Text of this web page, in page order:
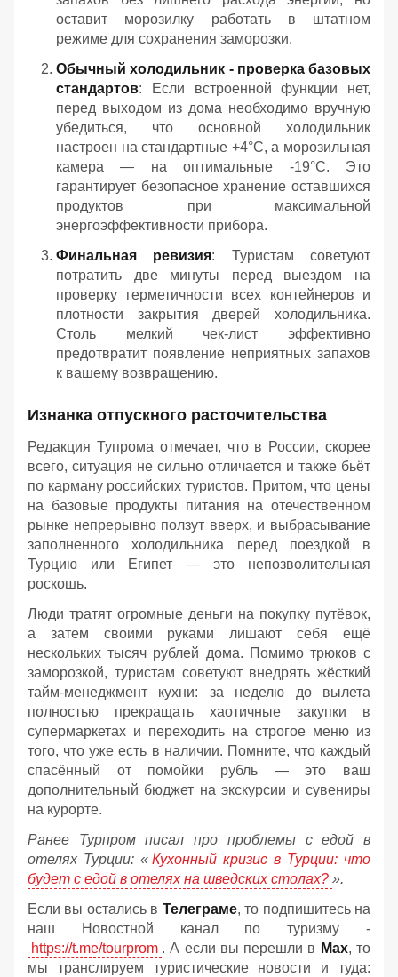
оставит морозилку работать в штатном
режиме для сохранения заморозки.
Обычный холодильник - проверка базовых
стандартов: Если встроенной функции нет,
перед выходом из дома необходимо вручную
убедиться, что основной холодильник
настроен на стандартные +4°C, а морозильная
камера — на оптимальные -19°C. Это
гарантирует безопасное хранение оставшихся
продуктов при максимальной
энергоэффективности прибора.
Финальная ревизия: Туристам советуют
потратить две минуты перед выездом на
проверку герметичности всех контейнеров и
плотности закрытия дверей холодильника.
Столь мелкий чек-лист эффективно
предотвратит появление неприятных запахов
к вашему возвращению.
Изнанка отпускного расточительства
Редакция Тупрома отмечает, что в России, скорее
всего, ситуация не сильно отличается и также бьёт
по карману российских туристов. Притом, что цены
на базовые продукты питания на отечественном
рынке непрерывно ползут вверх, и выбрасывание
заполненного холодильника перед поездкой в
Турцию или Египет — это непозволительная
роскошь.
Люди тратят огромные деньги на покупку путёвок,
а затем своими руками лишают себя ещё
нескольких тысяч рублей дома. Помимо трюков с
заморозкой, туристам советуют внедрять жёсткий
тайм-менеджмент кухни: за неделю до вылета
полностью прекращать хаотичные закупки в
супермаркетах и переходить на строгое меню из
того, что уже есть в наличии. Помните, что каждый
спасённый от помойки рубль — это ваш
дополнительный бюджет на экскурсии и сувениры
на курорте.
Ранее Турпром писал про проблемы с едой в
отелях Турции: « Кухонный кризис в Турции: что
будет с едой в отелях на шведских столах? ».
Если вы остались в Телеграме, то подпишитесь на
наш Новостной канал по туризму -
https://t.me/tourprom . А если вы перешли в Мах, то
мы транслируем туристические новости и туда: